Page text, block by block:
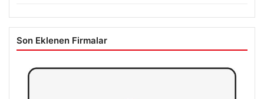
Son Eklenen Firmalar